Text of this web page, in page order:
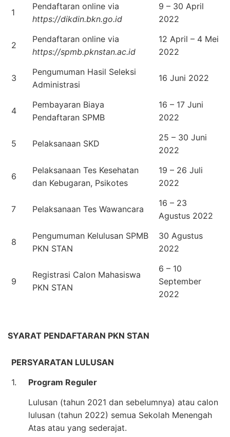
1
Pendaftaran online via
https://dikdin.bkn.go.id
9 – 30 April
2022
2
Pendaftaran online via
https://spmb.pknstan.ac.id
12 April – 4 Mei
2022
3
Pengumuman Hasil Seleksi
Administrasi
16 Juni 2022
4
Pembayaran Biaya
Pendaftaran SPMB
16 – 17 Juni
2022
5 Pelaksanaan SKD
25 – 30 Juni
2022
6
Pelaksanaan Tes Kesehatan
dan Kebugaran, Psikotes
19 – 26 Juli
2022
7 Pelaksanaan Tes Wawancara
16 – 23
Agustus 2022
8
Pengumuman Kelulusan SPMB
PKN STAN
30 Agustus
2022
9
Registrasi Calon Mahasiswa
PKN STAN
6 – 10
September
2022
SYARAT PENDAFTARAN PKN STAN
PERSYARATAN LULUSAN
1.
Program Reguler
Lulusan (tahun 2021 dan sebelumnya) atau calon
lulusan (tahun 2022) semua Sekolah Menengah
Atas atau yang sederajat.